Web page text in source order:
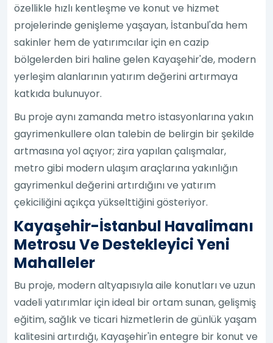
özellikle hızlı kentleşme ve konut ve hizmet
projelerinde genişleme yaşayan, İstanbul'da hem
sakinler hem de yatırımcılar için en cazip
bölgelerden biri haline gelen Kayaşehir'de, modern
yerleşim alanlarının yatırım değerini artırmaya
katkıda bulunuyor.
Bu proje aynı zamanda metro istasyonlarına yakın
gayrimenkullere olan talebin de belirgin bir şekilde
artmasına yol açıyor; zira yapılan çalışmalar,
metro gibi modern ulaşım araçlarına yakınlığın
gayrimenkul değerini artırdığını ve yatırım
çekiciliğini açıkça yükselttiğini gösteriyor.
Kayaşehir-İstanbul Havalimanı
Metrosu Ve Destekleyici Yeni
Mahalleler
Bu proje, modern altyapısıyla aile konutları ve uzun
vadeli yatırımlar için ideal bir ortam sunan, gelişmiş
eğitim, sağlık ve ticari hizmetlerin de günlük yaşam
kalitesini artırdığı, Kayaşehir'in entegre bir konut ve